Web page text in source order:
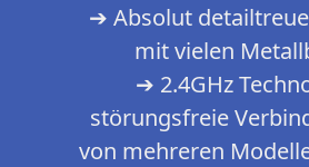
➔ Absolut
mit vielen
➔ 2.4GHz
störungsfreie
von mehreren